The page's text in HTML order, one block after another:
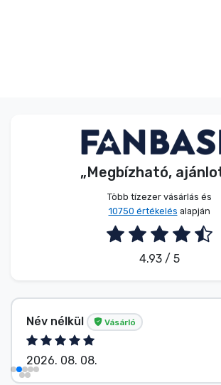
„Megbízható,
Több tízezer vásárlás és
10750 értékelés alapján
4.93 / 5
Név nélkül Vásárló
2026. 08. 08.
Terméktípusok